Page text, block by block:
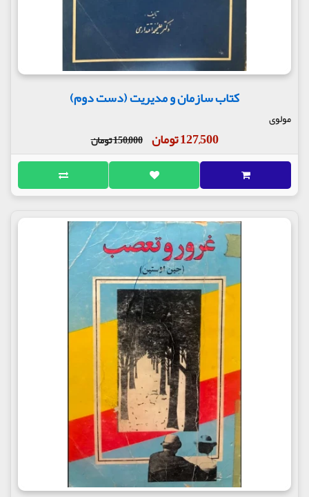
کتاب سازمان و مدیریت (دست دوم)
مولوی
127,500 تومان 150,000 تومان